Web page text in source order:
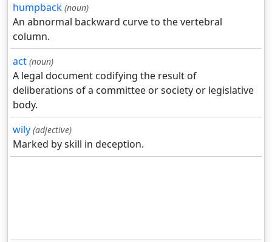
humpback (noun)
An abnormal backward curve to the vertebral
column.
act (noun)
A legal document codifying the result of
deliberations of a committee or society or legislative
body.
wily (adjective)
Marked by skill in deception.